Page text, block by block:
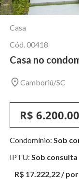
Casa
Cód.00418
Casa no
Camboriú/SC
R$
Condomínio: Sob
IPTU: Sob consulta
R$ 17.222,22 / por